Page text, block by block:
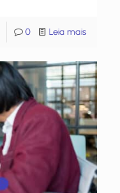
0 Leia mais